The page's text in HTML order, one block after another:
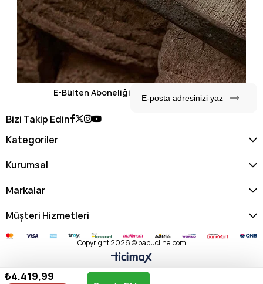
E-Bülten Aboneliği
Bizi Takip Edin
Kategoriler
Kurumsal
Markalar
Müşteri Hizmetleri
Copyright 2026 © pabucline.com
₺4.419,99